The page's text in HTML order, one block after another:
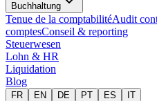
Buchhaltung
Tenue de la comptabilitéAudit
comptesConseil & reporting
Steuerwesen
Lohn & HR
Liquidation
Blog
FR EN DE PT ES IT